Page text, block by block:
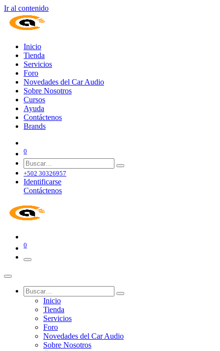
Ir al contenido
Inicio
Tienda
Servicios
Foro
Novedades del Car Audio
Sobre Nosotros
Cursos
Ayuda
Contáctenos
Brands
0
+502 30326957
Identificarse
Contáctenos
0
Inicio
Tienda
Servicios
Foro
Novedades del Car Audio
Sobre Nosotros